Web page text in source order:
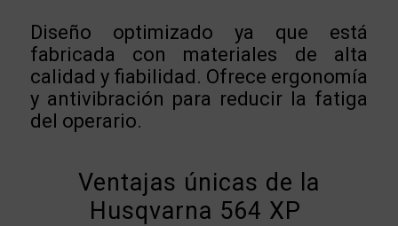
Diseño optimizado ya que está
fabricada con materiales de alta
calidad y fiabilidad. Ofrece ergonomía
y antivibración para reducir la fatiga
del operario.
Ventajas únicas de la
Husqvarna 564 XP